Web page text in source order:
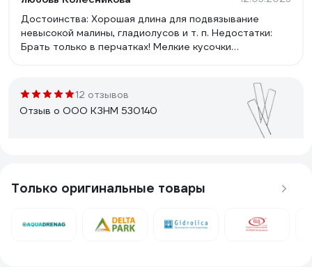
Достоинства: Хорошая длина для подвязывание
невысокой малины, гладиолусов и т. п. Недостатки:
Брать только в перчатках! Мелкие кусочки
12 отзывов
Отзыв о ООО КЗНМ 530140
Не дорого
17 отзывов
Только оригинальные товары